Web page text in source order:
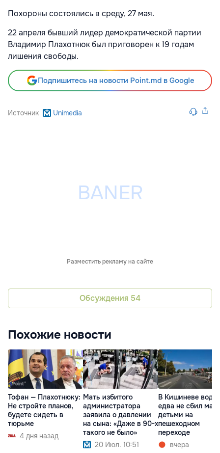
Похороны состоялись в среду, 27 мая.
22 апреля бывший лидер демократической партии
Владимир Плахотнюк был приговорен к 19 годам
лишения свободы.
Подпишитесь на новости Point.md в Google
Источник Unimedia
Разместить рекламу на сайте
Обсуждения 54
Похожие новости
Тофан — Плахотнюку:
Не стройте планов,
будете сидеть в
тюрьме
4 дня назад
Мать избитого
администратора
заявила о давлении
на сына: «Даже в 90-х
такого не было»
20 Июл. 10:51
В Кишиневе
едва не сбил
детьми на
пешеходном
переходе
вчера